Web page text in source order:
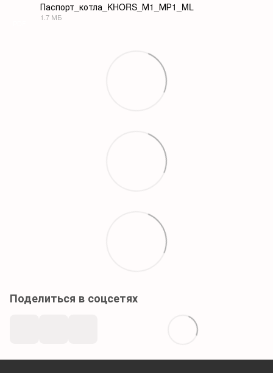
Паспорт_котла_KHORS_М1_МР1_ML
1.7 МБ
Поделиться в соцсетях